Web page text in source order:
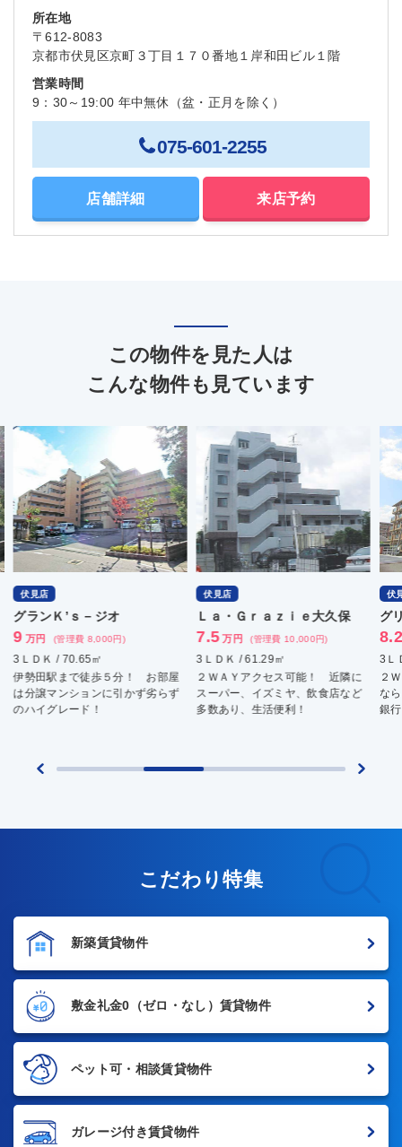
所在地
〒612-8083
京都市伏見区京町３丁目１７０番地１岸和田ビル１階
営業時間
9：30～19:00 年中無休（盆・正月を除く）
075-601-2255
店舗詳細 来店予約
この物件を見た人は
こんな物件も見ています
伏見店
グランＫ’ｓ－ジオ
9 万円 (管理費 8,000円)
3ＬＤＫ / 70.65㎡
伊勢田駅まで徒歩５分！ お部屋
は分譲マンションに引かず劣らず
のハイグレード！
伏見店
Ｌａ・Ｇｒａｚｉｅ大久保
7.5 万円 (管理費 10,000円)
3ＬＤＫ / 61.29㎡
２ＷＡＹアクセス可能！ 近隣に
スーパー、イズミヤ、飲食店など
多数あり、生活便利！
伏
グ
8.2
3Ｌ
２
な
銀
こだわり特集
新築賃貸物件
敷金礼金0 （ゼロ・なし）賃貸物件
ペット可・相談賃貸物件
ガレージ付き賃貸物件